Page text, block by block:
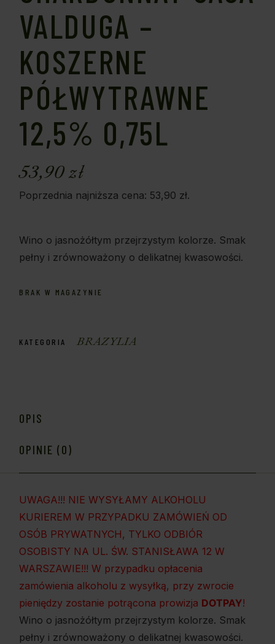
VALDUGA –
KOSZERNE
PÓŁWYTRAWNE
12,5% 0,75L
53,90zł
Poprzednia najniższa cena: 53,90 zł.
Wino o jasnożółtym przejrzystym kolorze. Smak
pełny i zrównoważony o delikatnej kwasowości.
BRAK W MAGAZYNIE
KATEGORIA BRAZYLIA
OPIS
OPINIE (0)
UWAGA!!! NIE WYSYŁAMY ALKOHOLU
KURIEREM W PRZYPADKU ZAMÓWIEŃ OD
OSÓB PRYWATNYCH, TYLKO ODBIÓR
OSOBISTY NA UL. ŚW. STANISŁAWA 12 W
WARSZAWIE!!! W przypadku opłacenia
zamówienia alkoholu z wysyłką, przy zwrocie
pieniędzy zostanie potrącona prowizja DOTPAY!
Wino o jasnożółtym przejrzystym kolorze. Smak
pełny i zrównoważony o delikatnej kwasowości.